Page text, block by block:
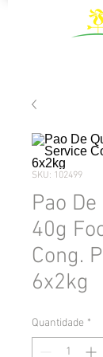
SKU: 102499
Pao
40g
Cong.
6x2kg
Quantidade *